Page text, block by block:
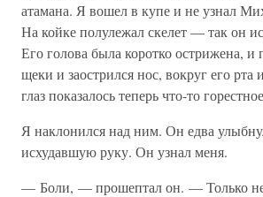
атамана. Я вошел в купе и не узнал
На койке полулежал скелет — так он
Его голова была коротко острижена, и
щеки и заострился нос, вокруг его рта
глаз показалось теперь что-то
Я наклонился над ним. Он едва
исхудавшую руку. Он узнал меня.
— Боли, — прошептал он. — Только